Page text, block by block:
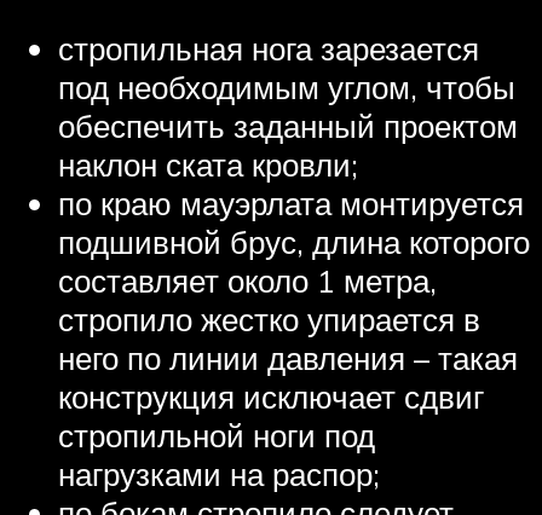
стропильная нога зарезается
под необходимым углом, чтобы
обеспечить заданный проектом
наклон ската кровли;
по краю мауэрлата монтируется
подшивной брус, длина которого
составляет около 1 метра,
стропило жестко упирается в
него по линии давления – такая
конструкция исключает сдвиг
стропильной ноги под
нагрузками на распор;